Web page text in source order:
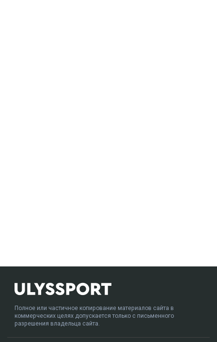
Полное или частичное копирование материалов сайта в
коммерческих целях допускается только с письменного
разрешения владельца сайта.